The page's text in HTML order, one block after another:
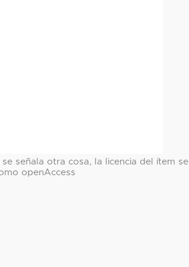
se señala otra cosa, la licencia del ítem se
openAccess